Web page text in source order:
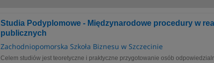
Studia Podyplomowe - Międzynarodowe procedury w
publicznych
Zachodniopomorska Szkoła Biznesu w Szczecinie
Celem studiów jest teoretyczne i praktyczne przygotowanie osób